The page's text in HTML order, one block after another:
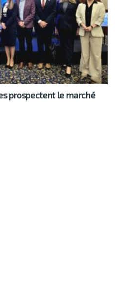
prospectent le marché